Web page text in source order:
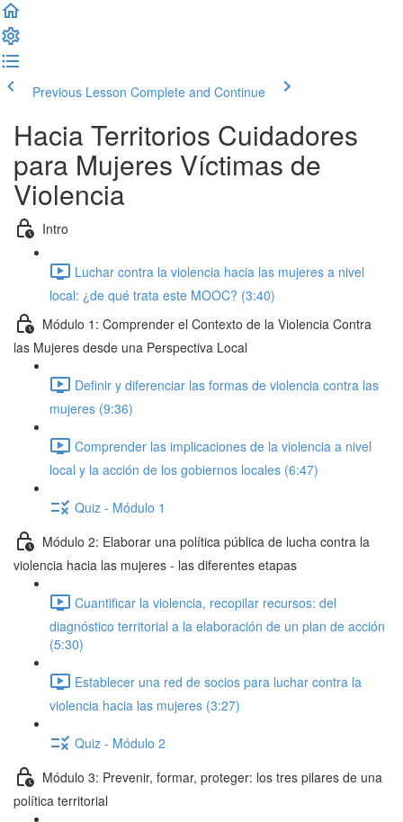
Previous Lesson Complete and Continue
Hacia Territorios Cuidadores
para Mujeres Víctimas de
Violencia
Intro
Luchar contra la violencia hacia las mujeres a nivel
local: ¿de qué trata este MOOC? (3:40)
Módulo 1: Comprender el Contexto de la Violencia Contra
las Mujeres desde una Perspectiva Local
Definir y diferenciar las formas de violencia contra las
mujeres (9:36)
Comprender las implicaciones de la violencia a nivel
local y la acción de los gobiernos locales (6:47)
Quiz - Módulo 1
Módulo 2: Elaborar una política pública de lucha contra la
violencia hacia las mujeres - las diferentes etapas
Cuantificar la violencia, recopilar recursos: del
diagnóstico territorial a la elaboración de un plan de acción
(5:30)
Establecer una red de socios para luchar contra la
violencia hacia las mujeres (3:27)
Quiz - Módulo 2
Módulo 3: Prevenir, formar, proteger: los tres pilares de una
política territorial